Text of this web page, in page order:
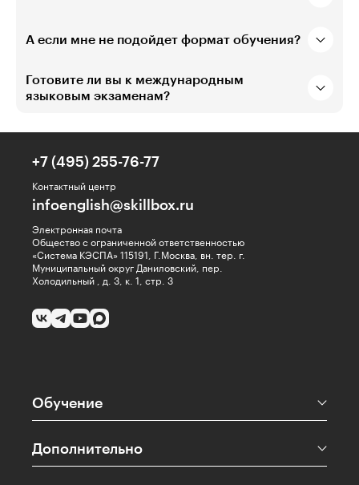
А если мне не подойдет формат обучения?
Готовите ли вы к международным
языковым экзаменам?
+7 (495) 255-76-77
Контактный центр
infoenglish@skillbox.ru
Электронная почта
Общество с ограниченной ответственностью
«Система КЭСПА» 115191, Г.Москва, вн. тер. г.
Муниципальный округ Даниловский, пер.
Холодильный , д. 3, к. 1, стр. 3
Обучение
Дополнительно